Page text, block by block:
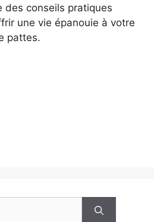
des conseils pratiques
une vie épanouie à votre
pattes.